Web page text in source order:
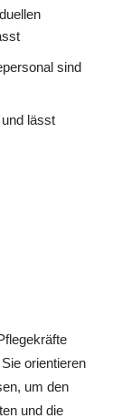
sind
lässt
orientieren
um den
und die